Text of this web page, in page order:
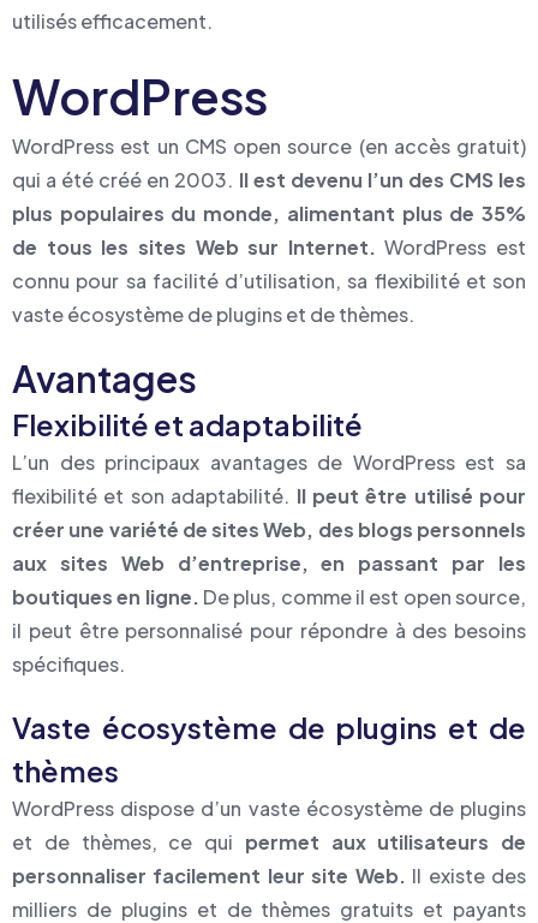
utilisés efficacement.
WordPress
WordPress est un CMS open source (en accès gratuit)
qui a été créé en 2003. Il est devenu l’un des CMS les
plus populaires du monde, alimentant plus de 35%
de tous les sites Web sur Internet. WordPress est
connu pour sa facilité d’utilisation, sa flexibilité et son
vaste écosystème de plugins et de thèmes.
Avantages
Flexibilité et adaptabilité
L’un des principaux avantages de WordPress est sa
flexibilité et son adaptabilité. Il peut être utilisé pour
créer une variété de sites Web, des blogs personnels
aux sites Web d’entreprise, en passant par les
boutiques en ligne. De plus, comme il est open source,
il peut être personnalisé pour répondre à des besoins
spécifiques.
Vaste écosystème de plugins et de
thèmes
WordPress dispose d’un vaste écosystème de plugins
et de thèmes, ce qui permet aux utilisateurs de
personnaliser facilement leur site Web. Il existe des
milliers de plugins et de thèmes gratuits et payants